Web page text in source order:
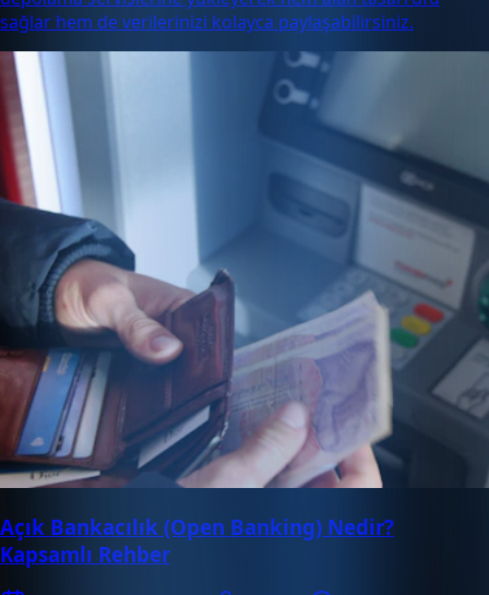
sağlar hem de verilerinizi kolayca paylaşabilirsiniz.
Açık Bankacılık (Open Banking) Nedir?
Kapsamlı Rehber